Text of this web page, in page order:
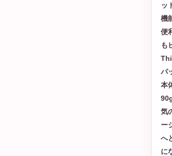
ッ
機
便
も
パ
本
気
ー
へ
に